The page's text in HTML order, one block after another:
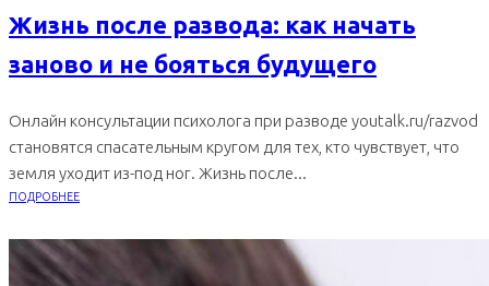
Жизнь после развода: как начать
заново и не бояться будущего
Онлайн консультации психолога при разводе youtalk.ru/razvod
становятся спасательным кругом для тех, кто чувствует, что
земля уходит из-под ног. Жизнь после...
ПОДРОБНЕЕ